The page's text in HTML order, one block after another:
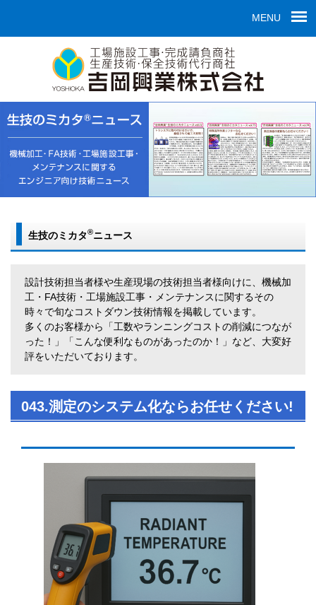
MENU
生技のミカタ®ニュース
設計技術担当者様や生産現場の技術担当者様向けに、機械加
工・FA技術・工場施設工事・メンテナンスに関するその
時々で旬なコストダウン技術情報を掲載しています。
多くのお客様から「工数やランニングコストの削減につなが
った！」「こんな便利なものがあったのか！」など、大変好
評をいただいております。
043.測定のシステム化ならお任せください!